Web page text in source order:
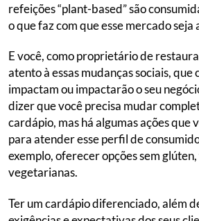
refeições “plant-based” são
o que faz com que esse mercado seja
E você, como proprietário de
atento à essas mudanças sociais,
impactam ou impactarão o seu
dizer que você precisa mudar
cardápio, mas há algumas ações que
para atender esse perfil de
exemplo, oferecer opções sem
vegetarianas.
Ter um cardápio diferenciado, além